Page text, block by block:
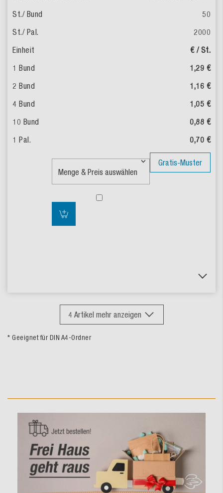
50
2000
€ / St.
1,29 €
1,16 €
1,05 €
0,88 €
0,70 €
Gratis-Muster
4 Artikel mehr anzeigen
* Geeignet für DIN A4-Ordner